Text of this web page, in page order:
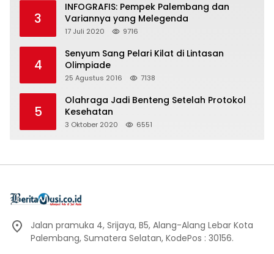
3
INFOGRAFIS: Pempek Palembang dan
Variannya yang Melegenda
17 Juli 2020 9716
4
Senyum Sang Pelari Kilat di Lintasan
Olimpiade
25 Agustus 2016 7138
5
Olahraga Jadi Benteng Setelah Protokol
Kesehatan
3 Oktober 2020 6551
Jalan pramuka 4, Srijaya, B5, Alang-Alang Lebar Kota
Palembang, Sumatera Selatan, KodePos : 30156.